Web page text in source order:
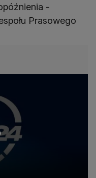
-
Prasowego